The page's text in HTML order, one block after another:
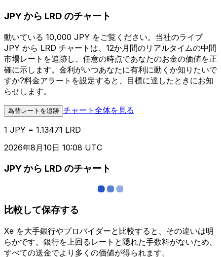
JPY から LRD のチャート
動いている 10,000 JPY をご覧ください。当社のライブ
JPY から LRD チャートは、12か月間のリアルタイムの中間
市場レートを追跡し、任意の時点であなたのお金の価値を正
確に示します。金利がいつあなたに有利に動くか知りたいで
すか?料金アラートを設定すると、目標に達したときにお知
らせします。
為替レートを追跡 チャート全体を見る
1 JPY = 1.13471 LRD
2026年8月10日 10:08 UTC
JPY から LRD のチャート
比較して保存する
Xe を大手銀行やプロバイダーと比較すると、その違いは明
らかです。銀行を上回るレートと隠れた手数料がないため、
すべての送金でより多くの価値が得られます。